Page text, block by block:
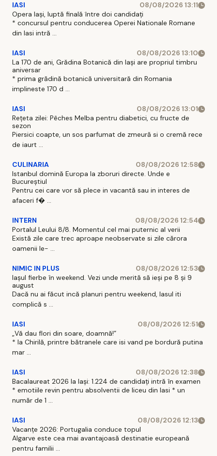
IASI
08/08/2026 13:11
Opera Iași, luptă finală între doi candidați
* concursul pentru conducerea Operei Nationale Romane
din Iasi intră ...
IASI
08/08/2026 13:10
La 170 de ani, Grădina Botanică din Iași are propriul timbru
aniversar
* prima grădină botanică universitară din Romania
implineste 170 d ...
IASI
08/08/2026 13:01
Rețeta zilei: Pêches Melba pentru diabetici, cu fructe de
sezon
Piersici coapte, un sos parfumat de zmeură si o cremă rece
de iaurt ...
CULINARIA
08/08/2026 12:58
Istanbul domină Europa la zboruri directe. Unde e
Bucureștiul
Pentru cei care vor să plece in vacantă sau in interes de
afaceri f� ...
INTERN
08/08/2026 12:54
Portalul Leului 8/8. Momentul cel mai puternic al verii
Există zile care trec aproape neobservate si zile cărora
oamenii le- ...
NIMIC IN PLUS
08/08/2026 12:53
Iașul fierbe în weekend. Vezi unde merită să ieși pe 8 și 9
august
Dacă nu ai făcut incă planuri pentru weekend, Iasul iti
complică s ...
IASI
08/08/2026 12:51
„Vă dau flori din soare, doamnă!”
* la Chirilă, printre bătranele care isi vand pe bordură putina
mar ...
IASI
08/08/2026 12:38
Bacalaureat 2026 la Iași: 1.224 de candidați intră în examen
* emotiile revin pentru absolventii de liceu din Iasi * un
număr de 1 ...
IASI
08/08/2026 12:13
Vacanțe 2026: Portugalia conduce topul
Algarve este cea mai avantajoasă destinatie europeană
pentru familii ...